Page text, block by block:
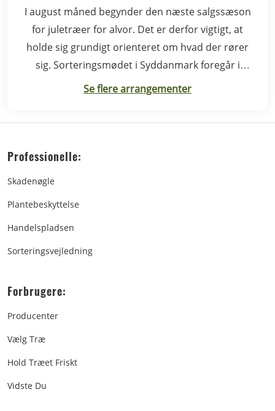
I august måned begynder den næste salgssæson
for juletræer for alvor. Det er derfor vigtigt, at
holde sig grundigt orienteret om hvad der rører
sig. Sorteringsmødet i Syddanmark foregår i
Se flere arrangementer
Professionelle:
Skadenøgle
Plantebeskyttelse
Handelspladsen
Sorteringsvejledning
Forbrugere:
Producenter
Vælg Træ
Hold Træet Friskt
Vidste Du